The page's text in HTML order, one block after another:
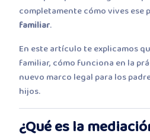
completamente cómo vives ese
familiar.
En este artículo te explicamos
familiar, cómo funciona en la
nuevo marco legal para los
hijos.
¿Qué es la